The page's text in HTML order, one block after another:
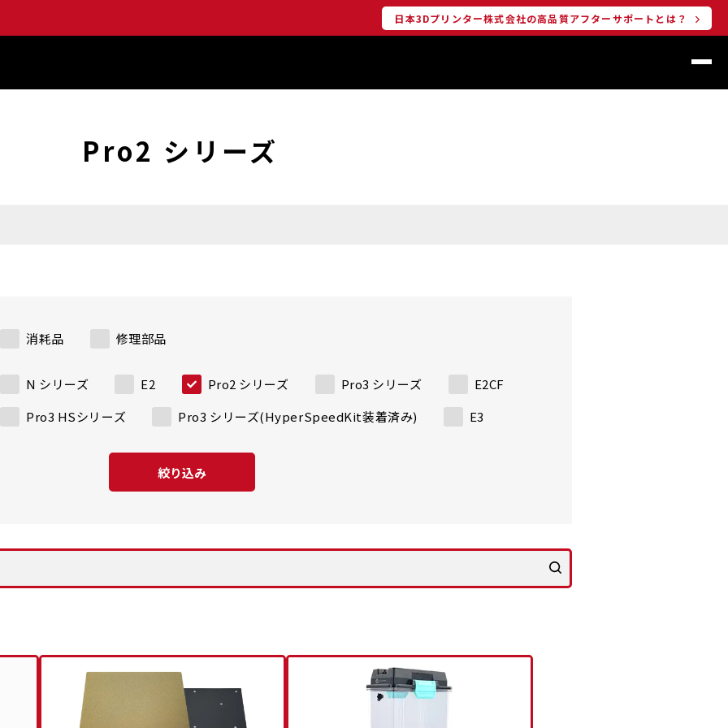
日本3Dプリンター株式会社の高品質アフターサポートとは？
Pro2 シリーズ
消耗品 修理部品
N シリーズ E2 Pro2 シリーズ Pro3 シリーズ
E2CF
Pro3 HSシリーズ
Pro3 シリーズ(HyperSpeedKit装着済み) E3
絞り込み